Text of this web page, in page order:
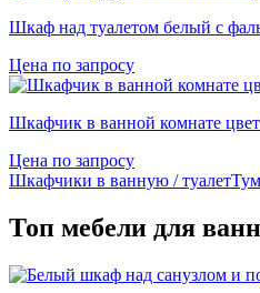
Шкаф над туалетом белый с
Цена по запросу
Шкафчик в ванной комнате
Цена по запросу
Шкафчики в ванную / туалет
Топ мебели для